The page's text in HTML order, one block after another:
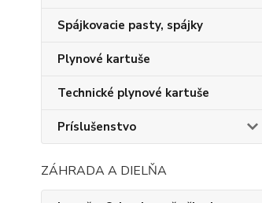
Spájkovacie pasty, spájky
Plynové kartuše
Technické plynové kartuše
Príslušenstvo
ZÁHRADA A DIELŇA